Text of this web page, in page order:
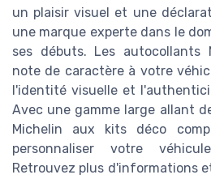
un plaisir visuel et une
une marque experte dans le
ses débuts. Les autocollants
note de caractère à votre
l'identité visuelle et
Avec une gamme large allant
Michelin aux kits déco
personnaliser votre
Retrouvez plus d'informations